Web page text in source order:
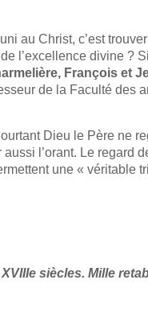
au Christ, c’est
l’excellence divine ?
François et
de la Faculté des
Dieu le Père ne
l’orant. Le regard
une « véritable
siècles. Mille